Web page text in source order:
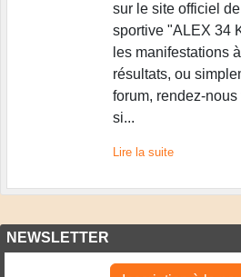
sur le site officiel
sportive "ALEX 34
les manifestations
résultats, ou
forum, rendez-
si...
Lire la suite
NEWSLETTER